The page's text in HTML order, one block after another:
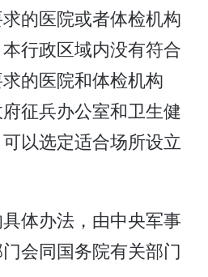
的医院或者体检机构
行政区域内没有符合
的医院和体检机构
征兵办公室和卫生健
以选定适合场所设立
体办法，由中央军事
会同国务院有关部门